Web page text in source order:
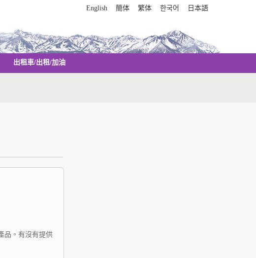
English 簡体 繁体 한국어 日本語
出租車/出租/加油
品。有沒有提供